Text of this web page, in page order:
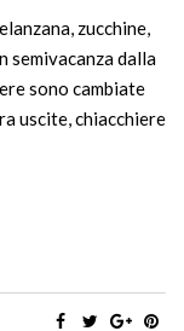
zucchine,
semivacanza dalla
sono cambiate
uscite, chiacchiere